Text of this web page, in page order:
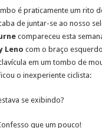
é praticamente um rito
de juntar-se ao nosso
compareceu esta
Leno com o braço
em um tombo de
o inexperiente ciclista:
se exibindo?
que um pouco!